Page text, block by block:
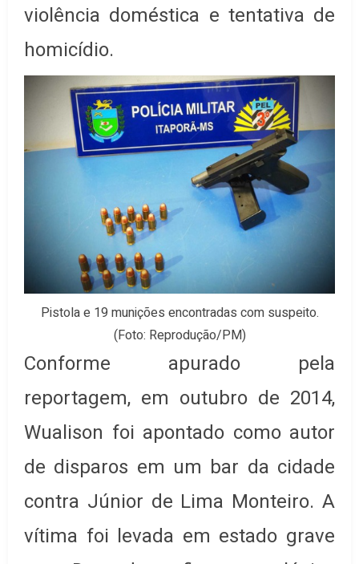
violência doméstica e tentativa de
homicídio.
Pistola e 19 munições encontradas com suspeito.
(Foto: Reprodução/PM)
Conforme apurado pela
reportagem, em outubro de 2014,
Wualison foi apontado como autor
de disparos em um bar da cidade
contra Júnior de Lima Monteiro. A
vítima foi levada em estado grave